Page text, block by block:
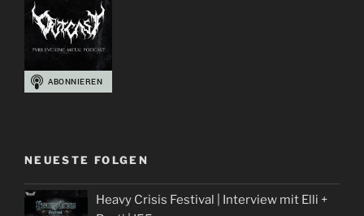
NEUESTE FOLGEN
Heavy Crisis Festival | Interview mit Elli +